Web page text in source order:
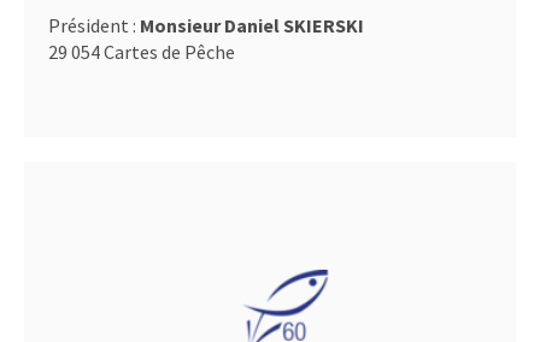
Président : Monsieur Daniel SKIERSKI
29 054 Cartes de Pêche